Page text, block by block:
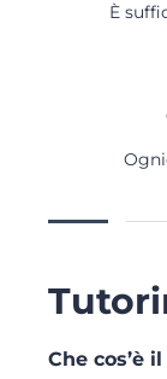
È
Che cos’è